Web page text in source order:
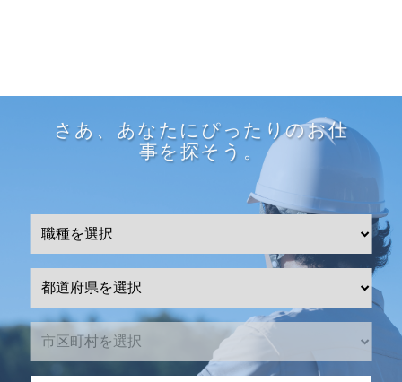
さあ、あなたにぴったりのお仕
事を探そう。